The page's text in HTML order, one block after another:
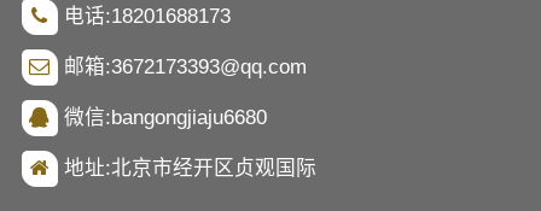
电话:18201688173
邮箱:3672173393@qq.com
微信:bangongjiaju6680
地址:北京市经开区贞观国际